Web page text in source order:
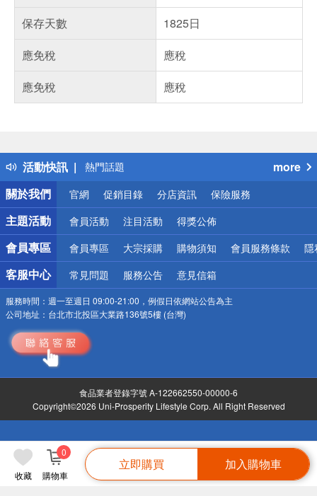
收藏 購物車
0
立即購買 加入購物車
保存天數
1825日
應免稅
應稅
應免稅
應稅
活動快訊
得獎公告
熱門話題
銀行優惠
偏遠地區配送
詐騙網頁！請小心！
more
關於我們
官網 促銷目錄 分店資訊 保險服務
主題活動 會員活動 注目活動 得獎公佈
會員專區 會員專區 大宗採購 購物須知 會員服務條款 隱
客服中心 常見問題 服務公告 意見信箱
服務時間： 週一至週日 09:00-21:00，例假日依網站公告為主
公司地址： 台北市北投區大業路136號5樓 (台灣)
食品業者登錄字號 A-122662550-00000-6
Copyright©2026 Uni-Prosperity Lifestyle Corp. All Right Reserved